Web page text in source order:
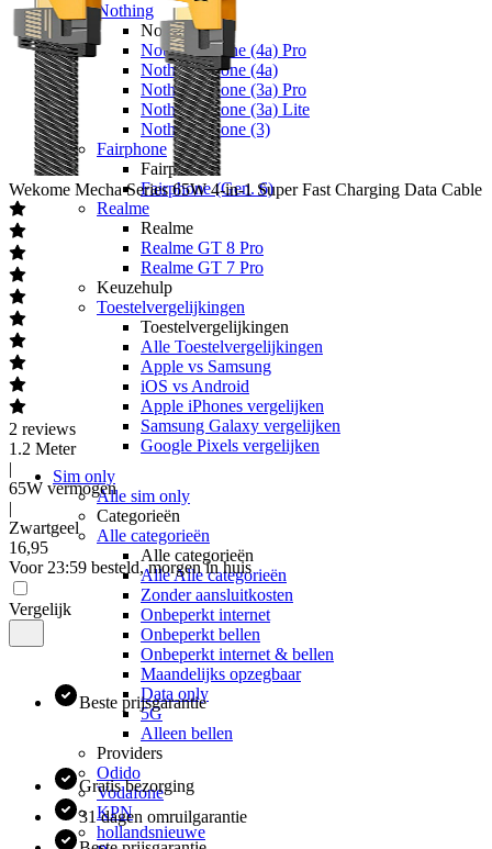
Nothing
Nothing
Nothing Phone (4a) Pro
Nothing Phone (4a)
Nothing Phone (3a) Pro
Nothing Phone (3a) Lite
Nothing Phone (3)
Fairphone
Fairphone
Fairphone (Gen. 6)
Realme
Realme
Realme GT 8 Pro
Realme GT 7 Pro
Keuzehulp
Toestelvergelijkingen
Toestelvergelijkingen
Alle Toestelvergelijkingen
Apple vs Samsung
iOS vs Android
Apple iPhones vergelijken
Samsung Galaxy vergelijken
Google Pixels vergelijken
Sim only
Alle sim only
Categorieën
Alle categorieën
Alle categorieën
Alle Alle categorieën
Zonder aansluitkosten
Onbeperkt internet
Onbeperkt bellen
Onbeperkt internet & bellen
Maandelijks opzegbaar
Data only
5G
Alleen bellen
Providers
Odido
Vodafone
KPN
hollandsnieuwe
Wekome Mecha Series 65W 4-in-1 Super Fast Charging Data Cable
2 reviews
1.2 Meter
|
65W vermogen
|
Zwartgeel
16,95
Voor 23:59 besteld, morgen in huis
Vergelijk
Beste prijsgarantie
Gratis bezorging
31 dagen omruilgarantie